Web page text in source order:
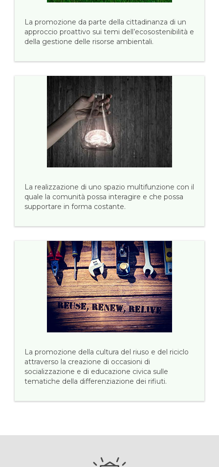
La promozione da parte della cittadinanza di un
approccio proattivo sui temi dell’ecosostenibilità e
della gestione delle risorse ambientali.
La realizzazione di uno spazio multifunzione con il
quale la comunità possa interagire e che possa
supportare in forma costante.
La promozione della cultura del riuso e del riciclo
attraverso la creazione di occasioni di
socializzazione e di educazione civica sulle
tematiche della differenziazione dei rifiuti.